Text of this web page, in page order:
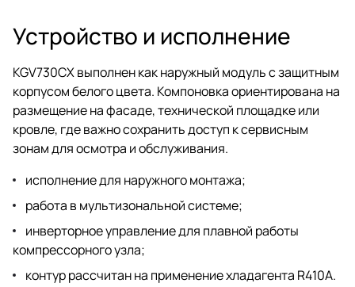
Устройство и исполнение
KGV730CX выполнен как наружный модуль с защитным
корпусом белого цвета. Компоновка ориентирована на
размещение на фасаде, технической площадке или
кровле, где важно сохранить доступ к сервисным
зонам для осмотра и обслуживания.
исполнение для наружного монтажа;
работа в мультизональной системе;
инверторное управление для плавной работы
компрессорного узла;
контур рассчитан на применение хладагента R410A.